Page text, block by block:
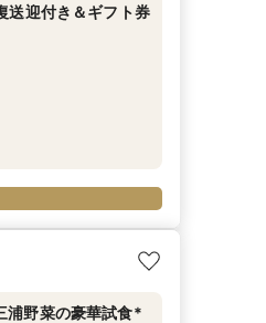
送迎付き＆ギフト券
浦野菜の豪華試食*